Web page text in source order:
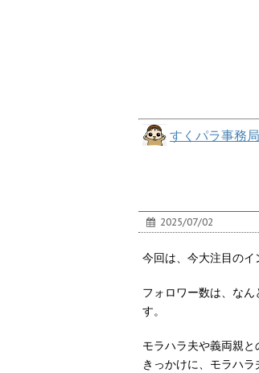
すくパラ事務局
2025/07/02
今回は、今大注目のイ
フォロワー数は、な
す。
モラハラ夫や義両親
きっかけに、モラハ